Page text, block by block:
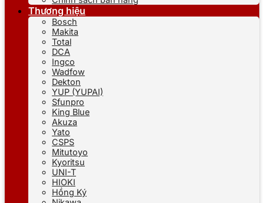
Thương hiệu
Bosch
Makita
Total
DCA
Ingco
Wadfow
Dekton
YUP (YUPAI)
Sfunpro
King Blue
Akuza
Yato
CSPS
Mitutoyo
Kyoritsu
UNI-T
HIOKI
Hồng Ký